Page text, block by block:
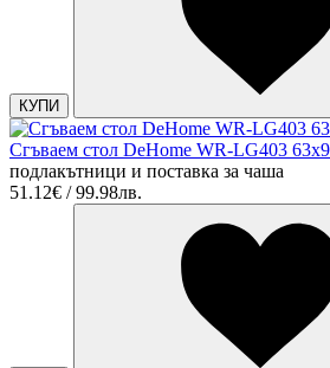
КУПИ
Сгъваем стол DeHome WR-LG403
подлакътници и поставка за чаша
51.12€ / 99.98лв.